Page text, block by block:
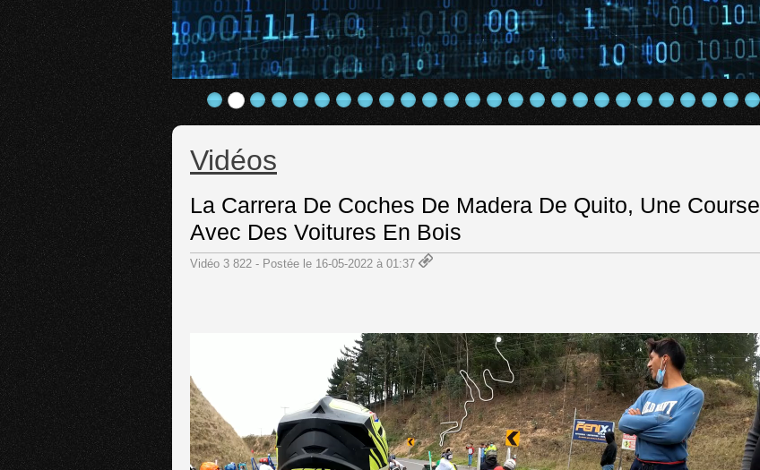
Vidéos
La Carrera De Coches De Madera De Quito, Une Course
Avec Des Voitures En Bois
Vidéo 3 822 - Postée le 16-05-2022 à 01:37